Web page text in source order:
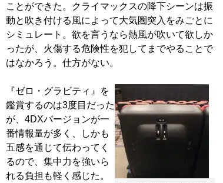
ことができた。クライマックスの降下シーンは振
動と吹き付ける風によって大気圏突入をみごとに
シミュレート。欲を言うなら熱風が吹いて欲しか
ったが、火傷する危険性を犯してまでやることで
はなかろう。仕方がない。
『ゼロ・グラビティ』を
鑑賞するのは3度目だった
が、4DXバージョンが一
番情報量が多く、しかも
五感を通じて伝わってく
るので、集中力を強いら
れる負担も軽く感じた。